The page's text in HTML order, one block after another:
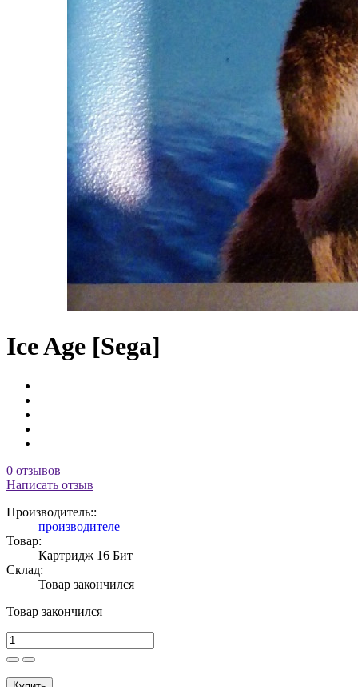
Ice Age [Sega]
0 отзывов
Написать отзыв
Производитель::
производителе
Товар:
Картридж 16 Бит
Склад:
Товар закончился
Товар закончился